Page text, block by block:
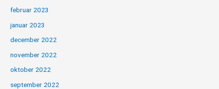
februar 2023
januar 2023
december 2022
november 2022
oktober 2022
september 2022